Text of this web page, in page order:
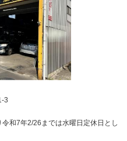
3
和7年2/26までは水曜日定休日とし